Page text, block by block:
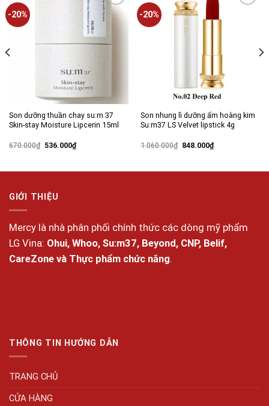
-20%
Son dưỡng thuần chay su:m 37
Skin-stay Moisture Lipcerin 15ml
670.000₫ Giá
536.000₫Giá
hiện
536.000₫.
-20%
Son nhung lì dưỡng ẩm hoàng kim
Su:m37 LS Velvet lipstick 4g
1.060.000₫ Giá
848.000₫Giá
hiện
848.000₫.
GIỚI THIỆU
Mercy là nhà phân phối chính thức các dòng mỹ phẩm
LG Vina: Ohui, Whoo, Su:m37, Beyond, CNP, Belif,
CareZone và Thực phẩm chức năng.
THÔNG TIN HƯỚNG DẪN
TRANG CHỦ
CỬA HÀNG